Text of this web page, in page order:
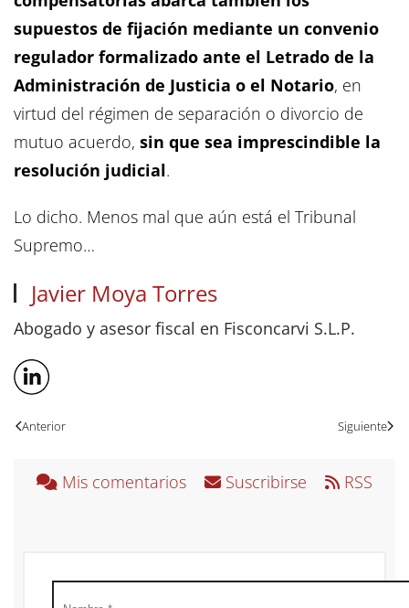
supuestos de fijación mediante un convenio
regulador formalizado ante el Letrado de la
Administración de Justicia o el Notario, en
virtud del régimen de separación o divorcio de
mutuo acuerdo, sin que sea imprescindible la
resolución judicial.
Lo dicho. Menos mal que aún está el Tribunal
Supremo…
Javier Moya Torres
Abogado y asesor fiscal en Fisconcarvi S.L.P.
Anterior Siguiente
Mis comentarios Suscribirse RSS